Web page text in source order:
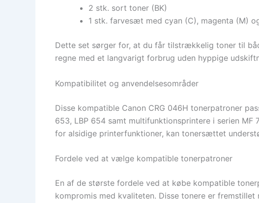
2 stk. sort toner (BK)
1 stk. farvesæt med cyan (C), magenta (M)
Dette set sørger for, at du får tilstrækkelig toner til
regne med et langvarigt forbrug uden hyppige
Kompatibilitet og anvendelsesområder
Disse kompatible Canon CRG 046H tonerpatroner
653, LBP 654 samt multifunktionsprintere i serien
for alsidige printerfunktioner, kan tonersættet
Fordele ved at vælge kompatible tonerpatroner
En af de største fordele ved at købe kompatible
kompromis med kvaliteten. Disse tonere er